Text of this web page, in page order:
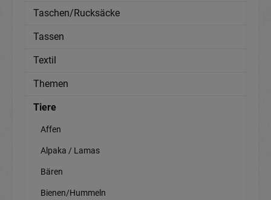
Taschen/Rucksäcke
Tassen
Textil
Themen
Tiere
Affen
Alpaka / Lamas
Bären
Bienen/Hummeln